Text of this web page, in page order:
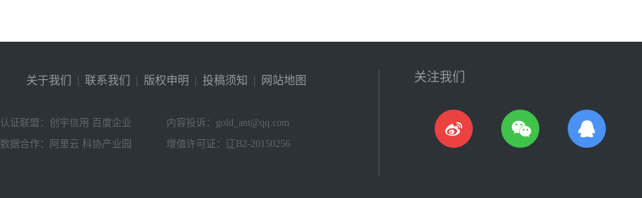
关于我们 | 联系我们 | 版权申明 | 投稿须知 | 网站地图
认证联盟：创宇信用 百度企业
内容投诉：gold_ant@qq.com
数据合作：阿里云 科协产业园
增值许可证：辽B2-20150256
关注我们